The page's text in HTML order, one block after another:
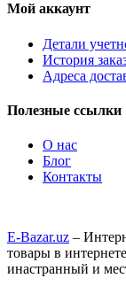
Мой аккаунт
Детали
История
Адреса
Полезные ссылки
О нас
Блог
Контакты
E-Bazar.uz –
товары в
инастранный и